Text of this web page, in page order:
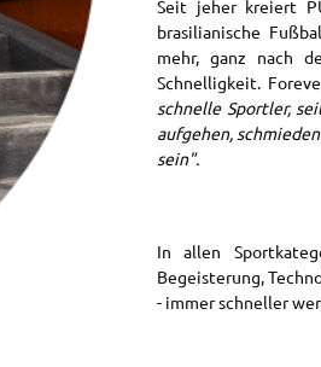
Seit jeher kreiert
brasilianische
mehr, ganz nach
Schnelligkeit.
schnelle Sportler,
aufgehen,
sein".
In allen
Begeisterung,
- immer schneller